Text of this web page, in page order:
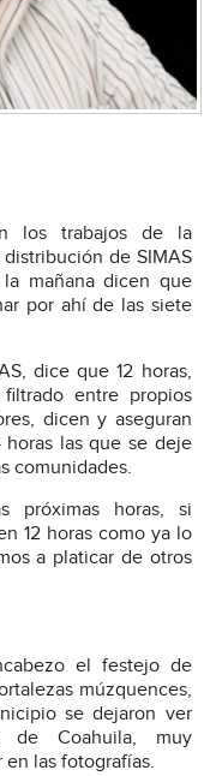
los trabajos de la
de SIMAS
mañana dicen que
por ahí de las siete
dice que 12 horas,
entre propios
dicen y aseguran
las que se deje
comunidades.
próximas horas, si
12 horas como ya lo
a platicar de otros
el festejo de
múzquences,
se dejaron ver
de Coahuila, muy
las fotografías.